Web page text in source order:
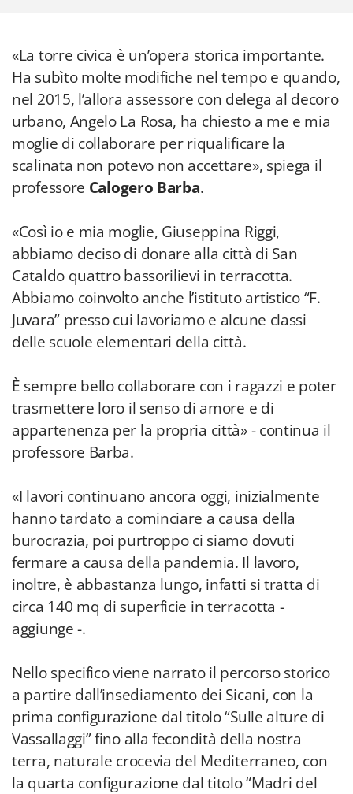
«La torre civica è un’opera storica importante.
Ha subìto molte modifiche nel tempo e quando,
nel 2015, l’allora assessore con delega al decoro
urbano, Angelo La Rosa, ha chiesto a me e mia
moglie di collaborare per riqualificare la
scalinata non potevo non accettare», spiega il
professore Calogero Barba.
«Così io e mia moglie, Giuseppina Riggi,
abbiamo deciso di donare alla città di San
Cataldo quattro bassorilievi in terracotta.
Abbiamo coinvolto anche l’istituto artistico “F.
Juvara” presso cui lavoriamo e alcune classi
delle scuole elementari della città.
È sempre bello collaborare con i ragazzi e poter
trasmettere loro il senso di amore e di
appartenenza per la propria città» - continua il
professore Barba.
«I lavori continuano ancora oggi, inizialmente
hanno tardato a cominciare a causa della
burocrazia, poi purtroppo ci siamo dovuti
fermare a causa della pandemia. Il lavoro,
inoltre, è abbastanza lungo, infatti si tratta di
circa 140 mq di superficie in terracotta -
aggiunge -.
Nello specifico viene narrato il percorso storico
a partire dall’insediamento dei Sicani, con la
prima configurazione dal titolo “Sulle alture di
Vassallaggi” fino alla fecondità della nostra
terra, naturale crocevia del Mediterraneo, con
la quarta configurazione dal titolo “Madri del